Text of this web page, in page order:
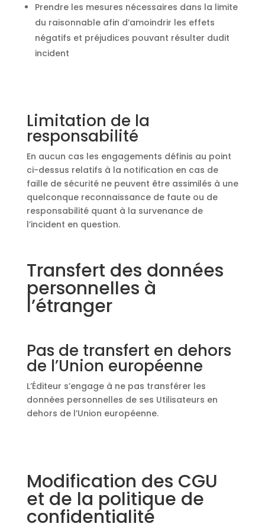
Prendre les mesures nécessaires dans la limite
du raisonnable afin d’amoindrir les effets
négatifs et préjudices pouvant résulter dudit
incident
Limitation de la
responsabilité
En aucun cas les engagements définis au point
ci-dessus relatifs à la notification en cas de
faille de sécurité ne peuvent être assimilés à une
quelconque reconnaissance de faute ou de
responsabilité quant à la survenance de
l’incident en question.
Transfert des données
personnelles à
l’étranger
Pas de transfert en dehors
de l’Union européenne
L’Éditeur s’engage à ne pas transférer les
données personnelles de ses Utilisateurs en
dehors de l’Union européenne.
Modification des CGU
et de la politique de
confidentialité